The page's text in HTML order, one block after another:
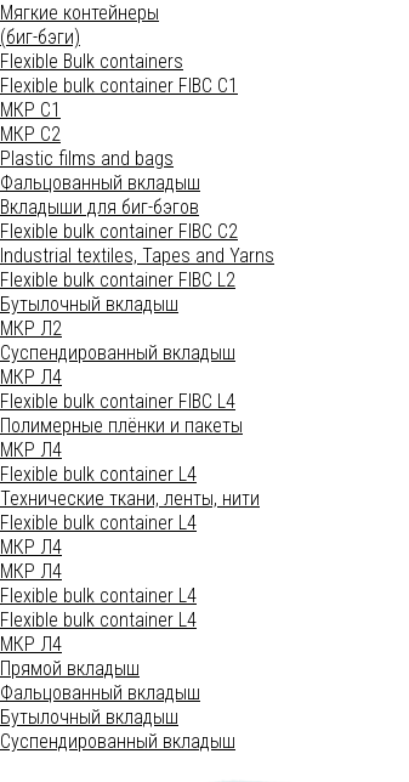
Мягкие контейнеры
(биг-бэги)
Flexible Bulk containers
Flexible bulk container FIBC C1
МКР С1
МКР С2
Plastic films and bags
Фальцованный вкладыш
Вкладыши для биг-бэгов
Flexible bulk container FIBC C2
Industrial textiles, Tapes and Yarns
Flexible bulk container FIBC L2
Бутылочный вкладыш
МКР Л2
Суспендированный вкладыш
МКР Л4
Flexible bulk container FIBC L4
Полимерные плёнки и пакеты
МКР Л4
Flexible bulk container L4
Технические ткани, ленты, нити
Flexible bulk container L4
МКР Л4
МКР Л4
Flexible bulk container L4
Flexible bulk container L4
МКР Л4
Прямой вкладыш
Фальцованный вкладыш
Бутылочный вкладыш
Суспендированный вкладыш